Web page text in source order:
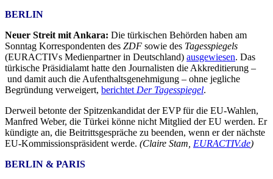
BERLIN
Neuer Streit mit Ankara: Die türkischen Behörden haben am
Sonntag Korrespondenten des ZDF sowie des Tagesspiegels
(EURACTIVs Medienpartner in Deutschland) ausgewiesen. Das
türkische Präsidialamt hatte den Journalisten die Akkreditierung –
und damit auch die Aufenthaltsgenehmigung – ohne jegliche
Begründung verweigert, berichtet Der Tagesspiegel.
Derweil betonte der Spitzenkandidat der EVP für die EU-Wahlen,
Manfred Weber, die Türkei könne nicht Mitglied der EU werden. Er
kündigte an, die Beitrittsgespräche zu beenden, wenn er der nächste
EU-Kommissionspräsident werde. (Claire Stam, EURACTIV.de)
BERLIN & PARIS